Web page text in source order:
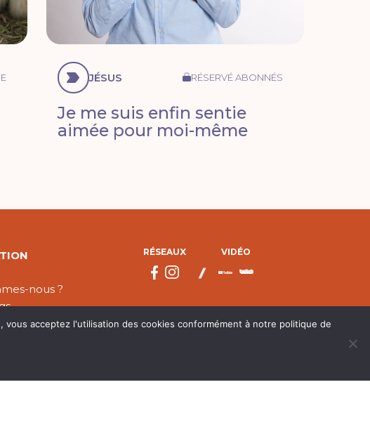
JÉSUS RÉSERVÉ ABONNÉS
Je me suis enfin sentie
aimée pour moi-même
nous ?
RÉSEAUX VIDÉO
acceptez l'utilisation des cookies conformément à notre politique de